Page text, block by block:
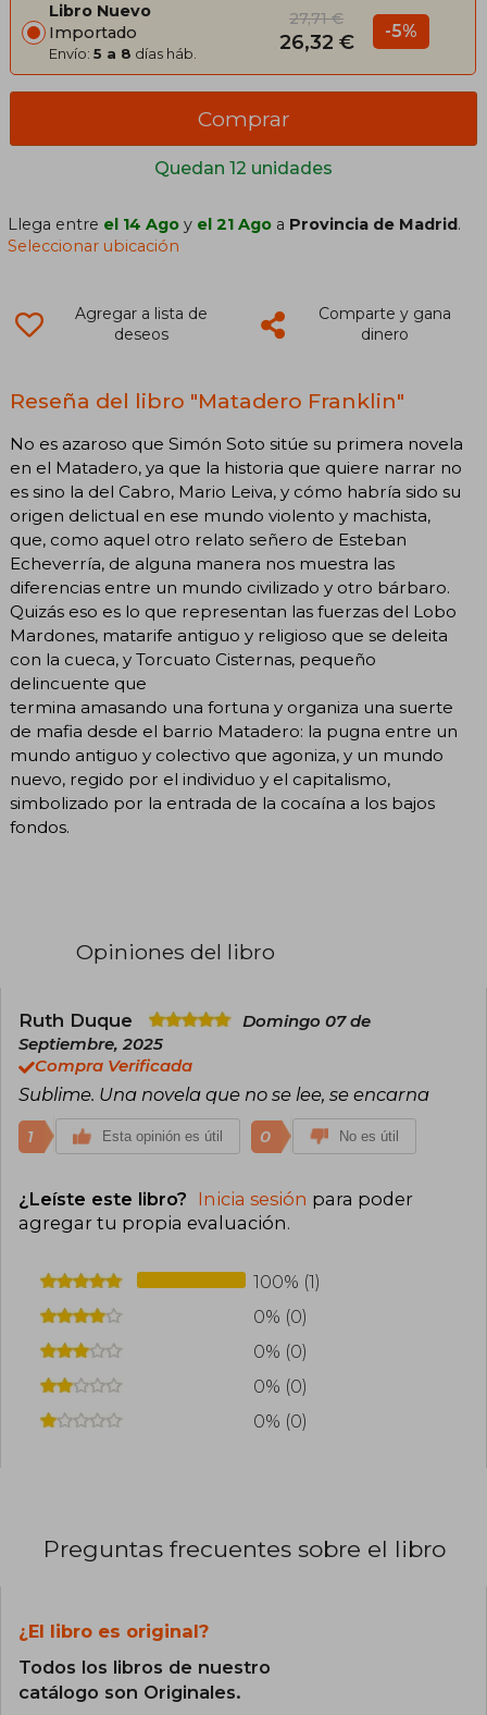
Libro Nuevo
Importado
Envío: 5 a 8 días háb.
27,71 €
26,32 € -5%
Quedan 12 unidades
Comprar
Llega entre el 14 Ago y el 21 Ago a Provincia de Madrid .
Seleccionar ubicación
Agregar a lista de
deseos
Comparte y gana
dinero
Reseña del libro "Matadero Franklin"
No es azaroso que Simón Soto sitúe su primera novela
en el Matadero, ya que la historia que quiere narrar no
es sino la del Cabro, Mario Leiva, y cómo habría sido su
origen delictual en ese mundo violento y machista,
que, como aquel otro relato señero de Esteban
Echeverría, de alguna manera nos muestra las
diferencias entre un mundo civilizado y otro bárbaro.
Quizás eso es lo que representan las fuerzas del Lobo
Mardones, matarife antiguo y religioso que se deleita
con la cueca, y Torcuato Cisternas, pequeño
delincuente que
termina amasando una fortuna y organiza una suerte
de mafia desde el barrio Matadero: la pugna entre un
mundo antiguo y colectivo que agoniza, y un mundo
nuevo, regido por el individuo y el capitalismo,
simbolizado por la entrada de la cocaína a los bajos
fondos.
Opiniones del libro
Ruth Duque
Domingo 07 de
Septiembre, 2025
Compra Verificada
Sublime. Una novela que no se lee, se encarna
1 Esta opinión es útil 0 No es útil
¿Leíste este libro? Inicia sesión para poder
agregar tu propia evaluación.
100% (1)
0% (0)
0% (0)
0% (0)
0% (0)
Preguntas frecuentes sobre el libro
¿El libro es original?
Todos los libros de nuestro
catálogo son Originales.